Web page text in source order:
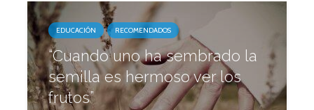
EDUCACIÓN RECOMENDADOS
“Cuando uno ha sembrado la
semilla es hermoso ver los
frutos”